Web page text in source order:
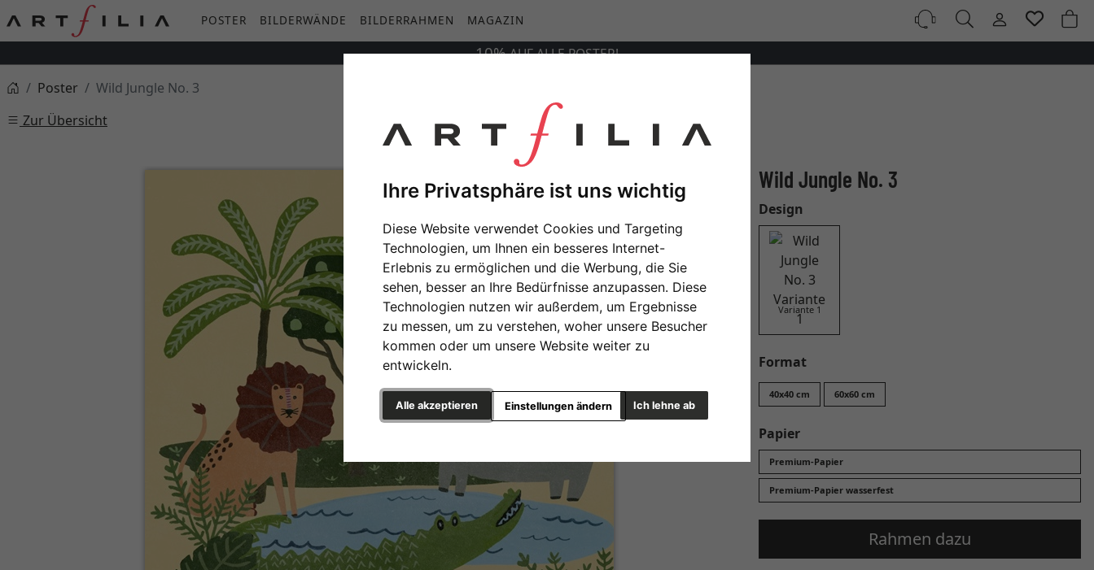
Ihre Privatsphäre ist uns wichtig
Diese Website verwendet Cookies und Targeting
Technologien, um Ihnen ein besseres Internet-
Erlebnis zu ermöglichen und die Werbung, die Sie
sehen, besser an Ihre Bedürfnisse anzupassen. Diese
Technologien nutzen wir außerdem, um Ergebnisse
zu messen, um zu verstehen, woher unsere Besucher
kommen oder um unsere Website weiter zu
entwickeln.
Alle akzeptieren Ich lehne ab
Einstellungen ändern
POSTER BILDERWÄNDE BILDERRAHMEN MAGAZIN
10%AUFALLEPOSTER!
Poster
Wild Jungle No. 3
Zur Übersicht
Wild Jungle No. 3
Design
Variante 1
Format
40x40 cm 60x60 cm
Papier
Premium-Papier
Premium-Papier wasserfest
Rahmen dazu